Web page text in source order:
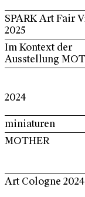
SPARK Art Fair
2025
Im Kontext der
Ausstellung
2024
miniaturen
MOTHER
Art Cologne 2024